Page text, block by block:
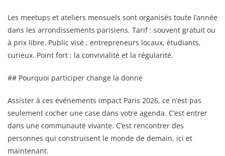
Les meetups et ateliers mensuels sont organisés toute l’année
dans les arrondissements parisiens. Tarif : souvent gratuit ou
à prix libre. Public visé : entrepreneurs locaux, étudiants,
curieux. Point fort : la convivialité et la régularité.
## Pourquoi participer change la donne
Assister à ces événements impact Paris 2026, ce n’est pas
seulement cocher une case dans votre agenda. C’est entrer
dans une communauté vivante. C’est rencontrer des
personnes qui construisent le monde de demain, ici et
maintenant.